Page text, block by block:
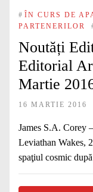
# ÎN CURS DE
PARTENERILOR
Noutăți
Editorial
Martie
16 MARTIE 2016
James S.A. Corey
Leviathan Wakes,
spaţiul cosmic